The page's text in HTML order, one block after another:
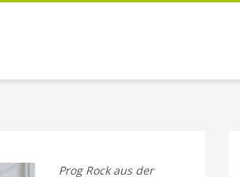
Prog Rock aus der